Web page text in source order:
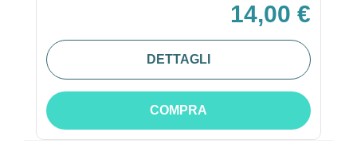
14,00 €
DETTAGLI
COMPRA